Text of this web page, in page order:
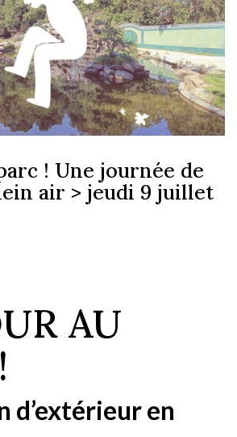
! Une journée de
air > jeudi 9 juillet
AU
d’extérieuren